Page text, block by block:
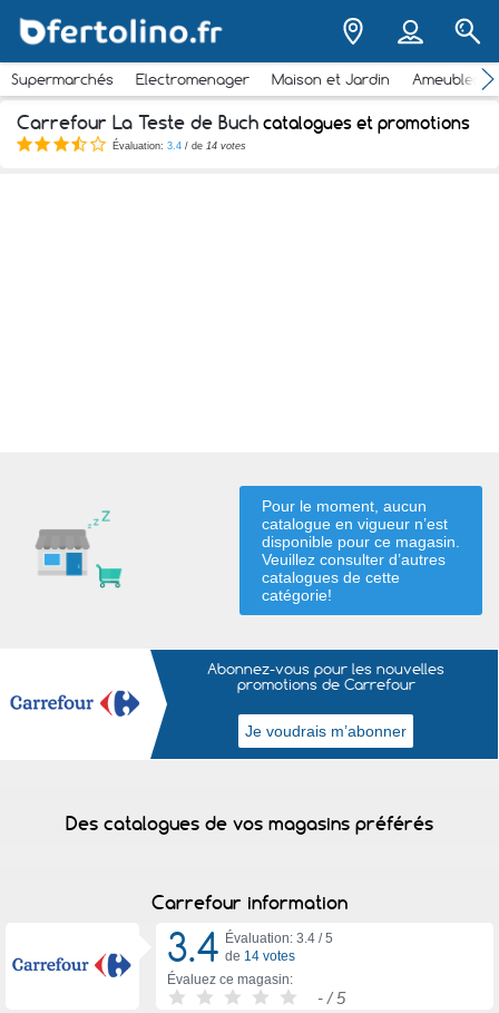
Supermarchés Electromenager Maison et Jardin
Carrefour La Teste de Buch catalogues et promotions
Évaluation: 3.4 / de 14 votes
Pour le moment, aucun
catalogue en vigueur n’est
disponible pour ce magasin.
Veuillez consulter d’autres
catalogues de cette
catégorie!
Abonnez-vous pour les nouvelles
promotions de Carrefour
Des catalogues de vos magasins préférés
Carrefour information
3.4 Évaluation: 3.4 /5
de 14 votes
Évaluez ce magasin:
- / 5